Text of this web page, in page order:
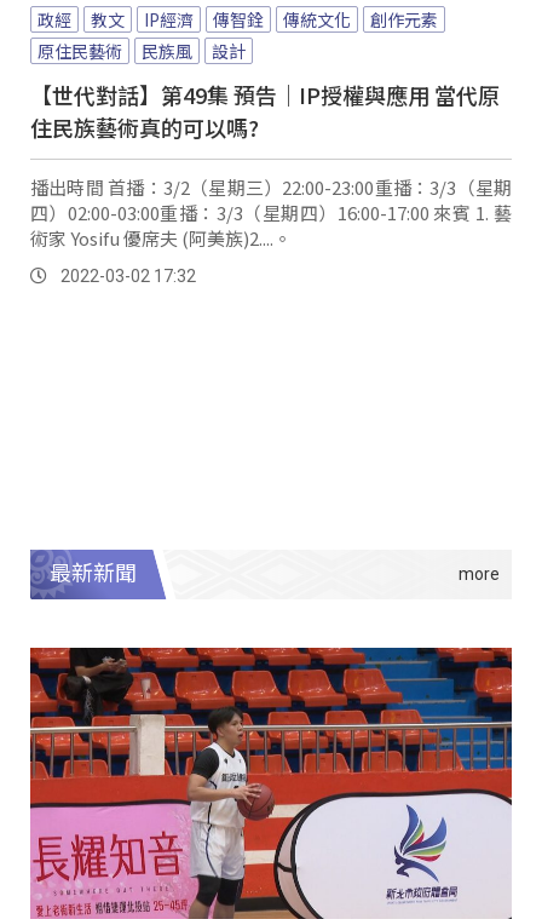
政經 教文 IP經濟 傳智銓 傳統文化
創作元素
原住民藝術
民族風 設計
【世代對話】第49集 預告｜IP授權與應用 當代原
住民族藝術真的可以嗎?
播出時間 首播：3/2（星期三）22:00-23:00重播：3/3（星期
四）02:00-03:00重播：3/3（星期四）16:00-17:00 來賓 1. 藝
術家 Yosifu 優席夫 (阿美族)2....。
2022-03-02 17:32
最新新聞